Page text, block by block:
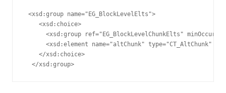
<xsd:group name="EG_BlockLevelElts">
<xsd:choice>
<xsd:group ref="EG_BlockLevelChunkElts"
<xsd:element name="altChunk" type="CT_AltChunk"
</xsd:choice>
</xsd:group>